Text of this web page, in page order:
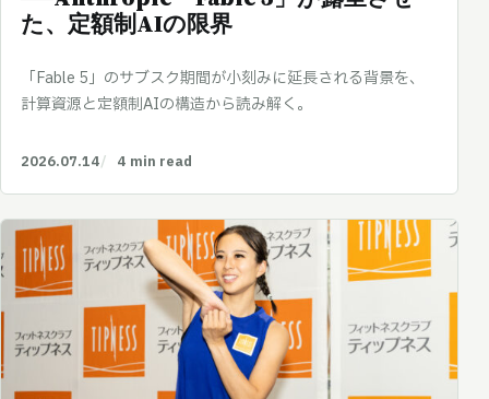
た、定額制AIの限界
「Fable 5」のサブスク期間が小刻みに延長される背景を、
計算資源と定額制AIの構造から読み解く。
2026.07.14 4 min read